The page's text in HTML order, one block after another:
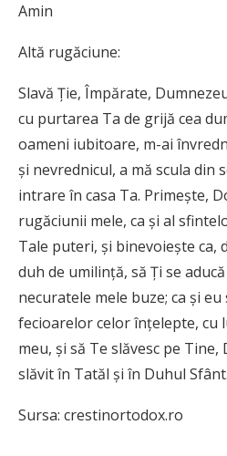
Amin
Altă rugăciune:
Slavă Ție, Împărate,
cu purtarea Ta de grijă cea
oameni iubitoare, m-ai
și nevrednicul, a mă scula din
intrare în casa Ta. Primește,
rugăciunii mele, ca și al
Tale puteri, și binevoiește ca,
duh de umilință, să Ți se
necuratele mele buze; ca și
fecioarelor celor înțelepte, cu
meu, și să Te slăvesc pe
slăvit în Tatăl și în Duhul
Sursa: crestinortodox.ro